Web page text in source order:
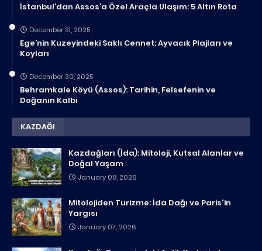
İstanbul’dan Assos’a Özel Araçla Ulaşım: 5 Altın Rota
December 31, 2025
Ege’nin Kuzeyindeki Saklı Cennet: Ayvacık Plajları ve
Koyları
December 30, 2025
Behramkale Köyü (Assos): Tarihin, Felsefenin ve
Doğanın Kalbi
KAZDAĞI
Kazdağları (İda): Mitoloji, Kutsal Alanlar ve
Doğal Yaşam
January 08, 2026
Mitolojiden Turizme: İda Dağı ve Paris'in
Yargısı
January 07, 2026